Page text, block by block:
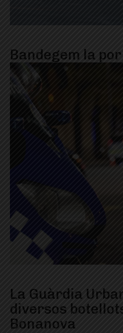
Bandegem la por
La Guàrdia
diversos
Bonanova